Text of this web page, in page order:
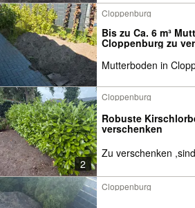
Cloppenburg
Bis zu Ca. 6 m³
Cloppenburg zu
Mutterboden in
2
Cloppenburg
Robuste
verschenken
Zu verschenken
Cloppenburg